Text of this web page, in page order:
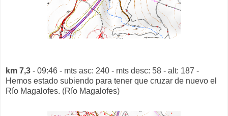
km 7,3 - 09:46 - mts asc: 240 - mts desc: 58 - alt: 187 -
Hemos estado subiendo para tener que cruzar de nuevo el
Río Magalofes. (Río Magalofes)